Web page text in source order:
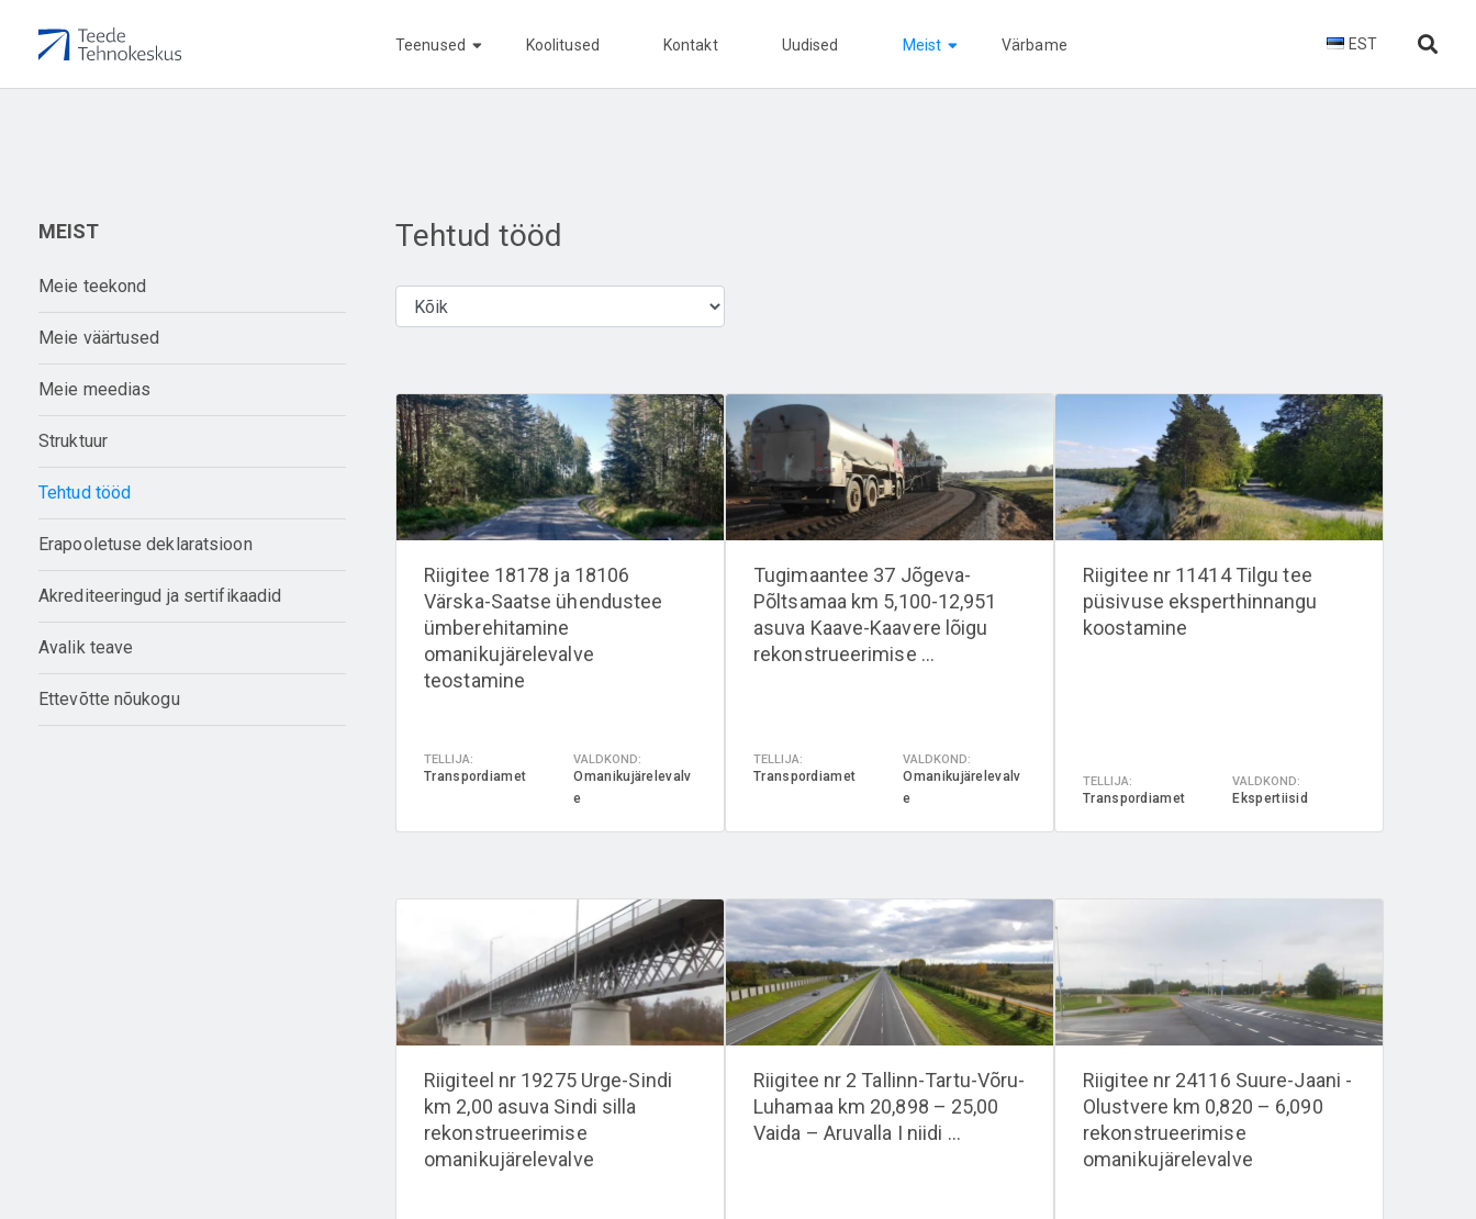
Teenused Koolitused Kontakt Uudised Meist Värbame EST
MEIST
Meie teekond
Meie väärtused
Meie meedias
Struktuur
Tehtud tööd
Erapooletuse deklaratsioon
Akrediteeringud ja sertifikaadid
Avalik teave
Ettevõtte nõukogu
Tehtud tööd
Riigitee 18178 ja 18106
Värska-Saatse ühendustee
ümberehitamine
omanikujärelevalve
teostamine
TELLIJA:
Transpordiamet
VALDKOND:
Omanikujärelevalv
e
Tugimaantee 37 Jõgeva-
Põltsamaa km 5,100-12,951
asuva Kaave-Kaavere lõigu
rekonstrueerimise ...
TELLIJA:
Transpordiamet
VALDKOND:
Omanikujärelevalv
e
Riigitee nr 11414 Tilgu tee
püsivuse eksperthinnangu
koostamine
TELLIJA:
Transpordiamet
VALDKOND:
Ekspertiisid
Riigiteel nr 19275 Urge-Sindi
km 2,00 asuva Sindi silla
rekonstrueerimise
omanikujärelevalve
Riigitee nr 2 Tallinn-Tartu-Võru-
Luhamaa km 20,898 – 25,00
Vaida – Aruvalla I niidi ...
Riigitee nr 24116 Suure-Jaani -
Olustvere km 0,820 – 6,090
rekonstrueerimise
omanikujärelevalve